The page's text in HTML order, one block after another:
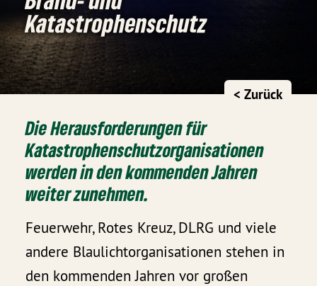
Katastrophenschutz
< Zurück
Die Herausforderungen für
Katastrophenschutzorganisationen
werden in den kommenden Jahren
weiter zunehmen.
Feuerwehr, Rotes Kreuz, DLRG und viele
andere Blaulichtorganisationen stehen in
den kommenden Jahren vor großen